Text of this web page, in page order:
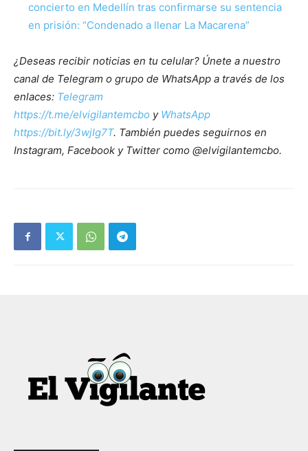
concierto en Medellín tras confirmarse su sentencia
en prisión: “Condenado a llenar La Macarena”
¿Deseas recibir noticias en tu celular? Únete a nuestro
canal de Telegram o grupo de WhatsApp a través de los
enlaces: Telegram
https://t.me/elvigilantemcbo y WhatsApp
https://bit.ly/3wjIg7T. También puedes seguirnos en
Instagram, Facebook y Twitter como @elvigilantemcbo.